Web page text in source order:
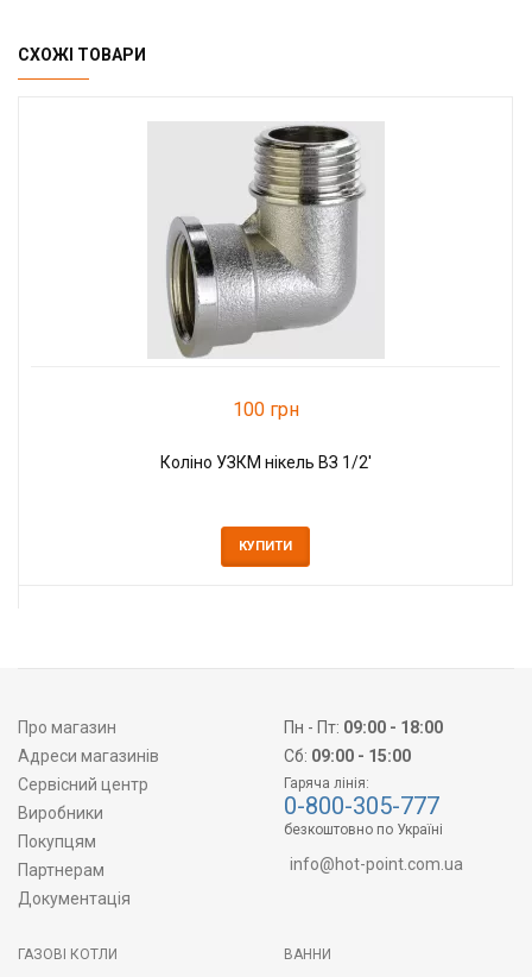
СХОЖІ ТОВАРИ
100 грн
Коліно УЗКМ нікель ВЗ 1/2'
КУПИТИ
Про магазин
Адреси магазинів
Сервісний центр
Виробники
Покупцям
Партнерам
Документація
Пн - Пт: 09:00 - 18:00
Сб: 09:00 - 15:00
Гаряча лінія:
0-800-305-777
безкоштовно по Україні
info@hot-point.com.ua
ГАЗОВІ КОТЛИ
ВАННИ